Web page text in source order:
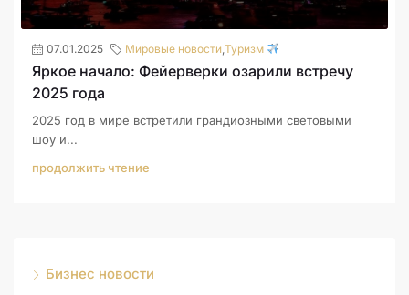
07.01.2025 Мировые новости Туризм
Яркое начало: Фейерверки озарили встречу
2025 года
2025 год в мире встретили грандиозными световыми
шоу и...
продолжить чтение
Бизнес новости